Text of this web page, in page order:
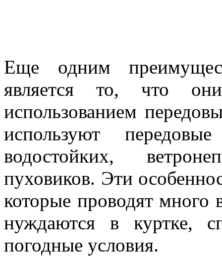
Еще одним
является то, что
использованием
используют
водостойких,
пуховиков. Эти
которые проводят много
нуждаются в куртке,
погодные условия.